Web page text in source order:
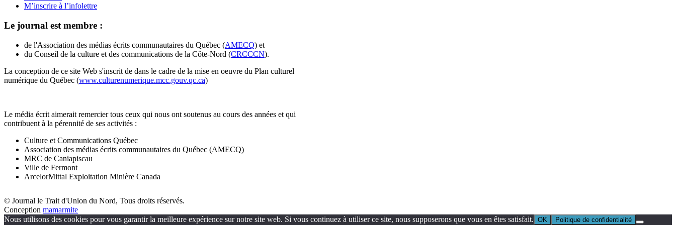
M’inscrire à l’infolettre
Le journal est membre :
de l'Association des médias écrits communautaires du Québec (AMECQ) et
du Conseil de la culture et des communications de la Côte-Nord (CRCCCN).
La conception de ce site Web s'inscrit de dans le cadre de la mise en oeuvre du Plan culturel
numérique du Québec (www.culturenumerique.mcc.gouv.qc.ca)
Le média écrit aimerait remercier tous ceux qui nous ont soutenus au cours des années et qui
contribuent à la pérennité de ses activités :
Culture et Communications Québec
Association des médias écrits communautaires du Québec (AMECQ)
MRC de Caniapiscau
Ville de Fermont
ArcelorMittal Exploitation Minière Canada
© Journal le Trait d'Union du Nord, Tous droits réservés.
Conception mamarmite
Nous utilisons des cookies pour vous garantir la meilleure expérience sur notre site web. Si vous continuez à utiliser ce site, nous supposerons que vous en êtes satisfait. OK Politique de confidentialité